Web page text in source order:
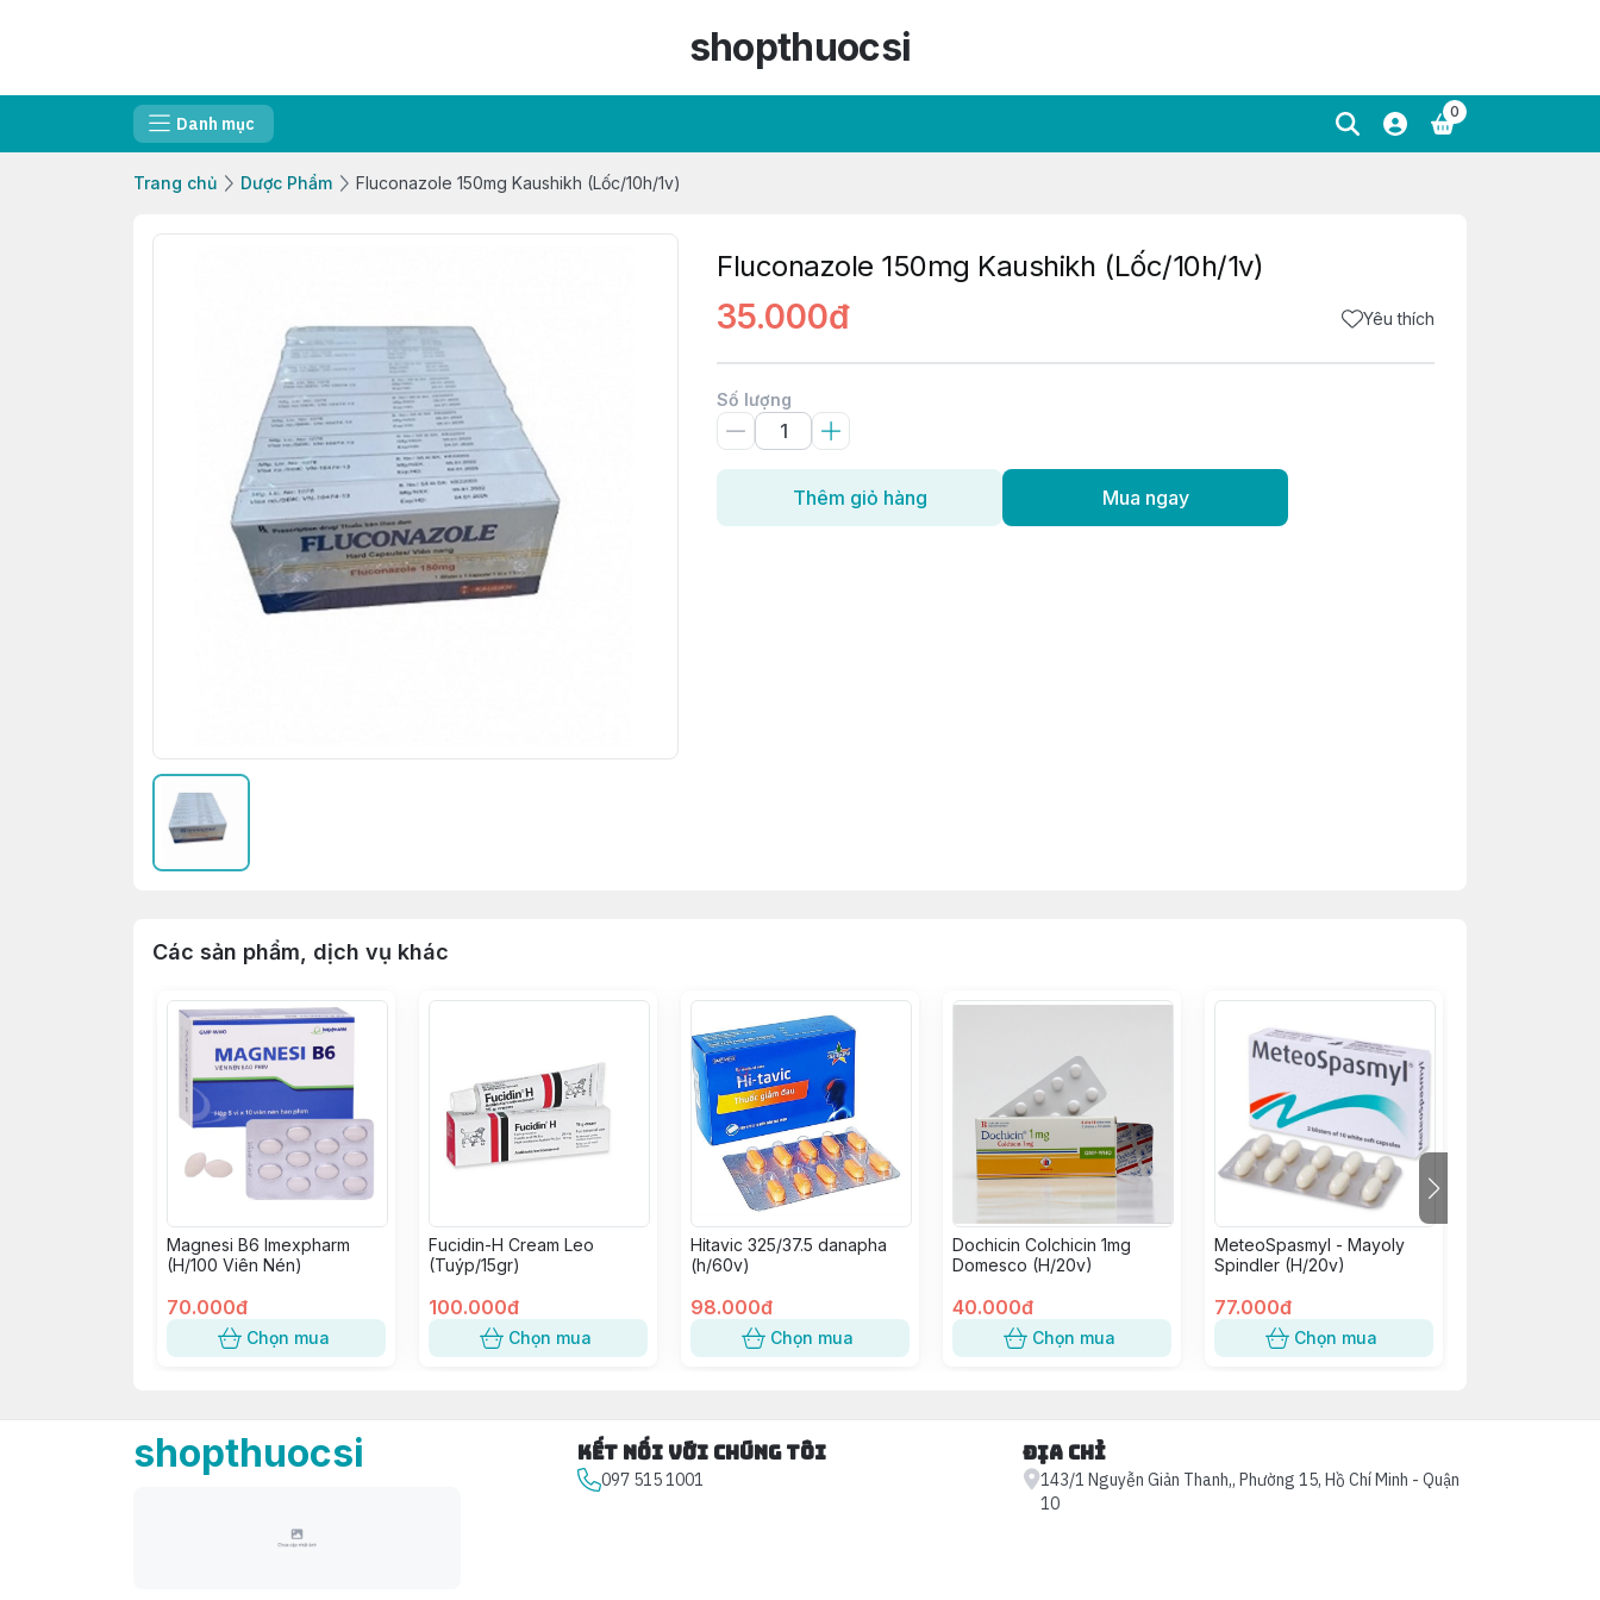
shopthuocsi
Danh mục
0
Trang chủ Dược Phẩm Fluconazole 150mg Kaushikh (Lốc/10h/1v)
Fluconazole 150mg Kaushikh (Lốc/10h/1v)
35.000đ Yêu thích
Số lượng
Thêm giỏ hàng Mua ngay
Các sản phẩm, dịch vụ khác
Magnesi B6 Imexpharm
(H/100 Viên Nén)
70.000đ
Chọn mua
Fucidin-H Cream Leo
(Tuýp/15gr)
100.000đ
Chọn mua
Hitavic 325/37.5 danapha
(h/60v)
98.000đ
Chọn mua
Dochicin Colchicin 1mg
Domesco (H/20v)
40.000đ
Chọn mua
MeteoSpasmyl - Mayoly
Spindler (H/20v)
77.000đ
Chọn mua
shopthuocsi Kết nối với chúng tôi
097 515 1001
Địa chỉ
143/1 Nguyễn Giản Thanh,, Phường 15, Hồ Chí Minh - Quận
10